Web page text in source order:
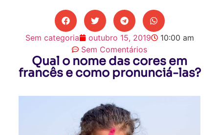
Sem categoria outubro 15, 2019
10:00 am
Sem Comentários
Qual o nome das cores em
francês e como pronunciá-las?